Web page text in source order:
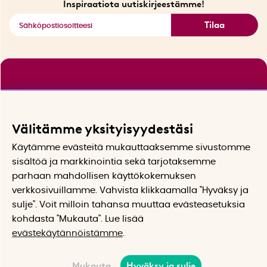
Inspiraatiota uutiskirjeestämme!
Tilaa
Välitämme yksityisyydestäsi
Käytämme evästeitä mukauttaaksemme sivustomme
sisältöä ja markkinointia sekä tarjotaksemme
parhaan mahdollisen käyttökokemuksen
verkkosivuillamme. Vahvista klikkaamalla "Hyväksy ja
sulje". Voit milloin tahansa muuttaa evästeasetuksia
kohdasta "Mukauta". Lue lisää
evästekäytännöistämme